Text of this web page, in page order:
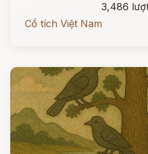
3,486
Cổ tích Việt Nam